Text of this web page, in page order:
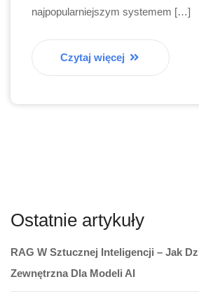
najpopularniejszym systemem […]
Czytaj więcej
Ostatnie artykuły
RAG W Sztucznej Inteligencji – Jak
Zewnętrzna Dla Modeli AI